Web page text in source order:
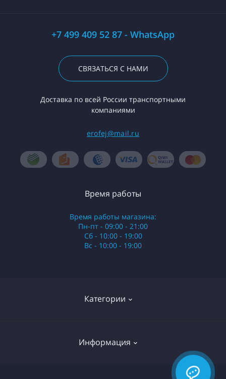
+7 499 409 52 87 - WhatsApp
СВЯЗАТЬСЯ С НАМИ
Доставка по всей России транспортными
компаниями
erofej@mail.ru
Категории
Информация
Время работы
Время работы магазина:
Пн-пт - 09:00 - 21:00
Сб - 10:00 - 19:00
Вс - 10:00 - 19:00